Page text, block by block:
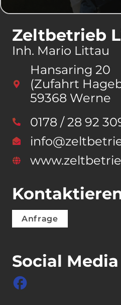
Zeltbetrieb
Inh. Mario Littau
Hansaring 20
(Zufahrt
59368 Werne
0178 / 28 92
Anfrage
Social Media
facebook